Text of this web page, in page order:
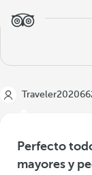
Perfecto